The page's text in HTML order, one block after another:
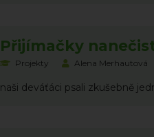
Přijímačky
Projekty Alena Merhautová
naši deváťáci psali zkušebně